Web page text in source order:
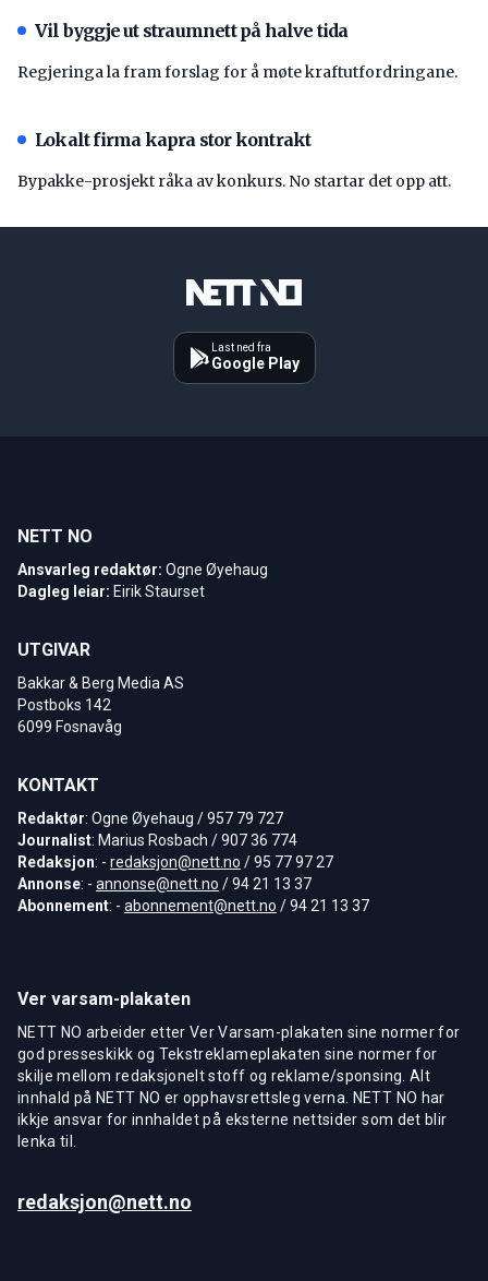
Vil byggje ut straumnett på halve tida
Regjeringa la fram forslag for å møte kraftutfordringane.
Lokalt firma kapra stor kontrakt
Bypakke-prosjekt råka av konkurs. No startar det opp att.
Last ned fra
Google Play
NETT NO
Ansvarleg redaktør: Ogne Øyehaug
Dagleg leiar: Eirik Staurset
UTGIVAR
Bakkar & Berg Media AS
Postboks 142
6099 Fosnavåg
KONTAKT
Redaktør: Ogne Øyehaug / 957 79 727
Journalist: Marius Rosbach / 907 36 774
Redaksjon: - redaksjon@nett.no / 95 77 97 27
Annonse: - annonse@nett.no / 94 21 13 37
Abonnement: - abonnement@nett.no / 94 21 13 37
Ver varsam-plakaten
NETT NO arbeider etter Ver Varsam-plakaten sine normer for
god presseskikk og Tekstreklameplakaten sine normer for
skilje mellom redaksjonelt stoff og reklame/sponsing. Alt
innhald på NETT NO er opphavsrettsleg verna. NETT NO har
ikkje ansvar for innhaldet på eksterne nettsider som det blir
lenka til.
redaksjon@nett.no